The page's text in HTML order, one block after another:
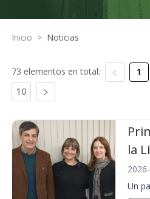
Inicio > Noticias
73 elementos en total: 1
10
la
Un